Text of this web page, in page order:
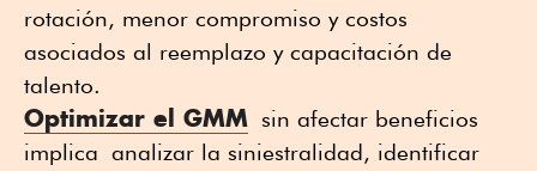
rotación, menor compromiso y costos
asociados al reemplazo y capacitación de
talento.
Optimizar el GMM sin afectar beneficios
implica analizar la siniestralidad, identificar